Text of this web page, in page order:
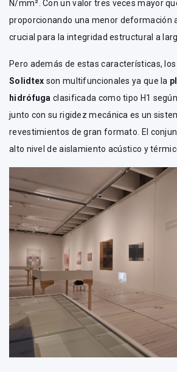
N/mm². Con un valor tres veces mayor
proporcionando una menor deformación
crucial para la integridad estructural a
Pero además de estas características,
Solidtex son multifuncionales ya que la
hidrófuga clasificada como tipo H1
junto con su rigidez mecánica es un
revestimientos de gran formato. El
alto nivel de aislamiento acústico y